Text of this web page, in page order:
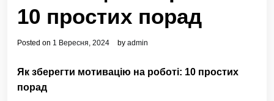
10 простих порад
Posted on 1 Вересня, 2024 by admin
Як зберегти мотивацію на роботі: 10 простих
порад